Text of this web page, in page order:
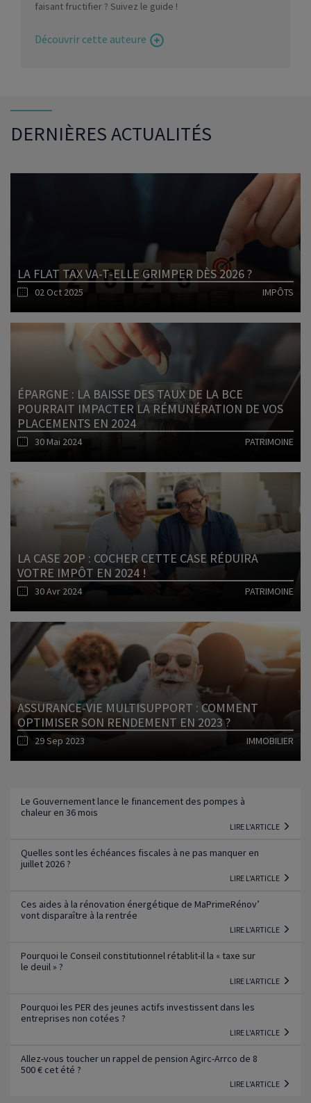
faisant fructifier ? Suivez le guide !
Découvrir cette auteure
DERNIÈRES ACTUALITÉS
LA FLAT TAX VA-T-ELLE GRIMPER DÈS 2026 ?
02 Oct 2025 IMPÔTS
ÉPARGNE : LA BAISSE DES TAUX DE LA BCE
POURRAIT IMPACTER LA RÉMUNÉRATION DE VOS
PLACEMENTS EN 2024
30 Mai 2024 PATRIMOINE
Lire l'article
LA CASE 2OP : COCHER CETTE CASE RÉDUIRA
VOTRE IMPÔT EN 2024 !
30 Avr 2024 PATRIMOINE
Lire l'article
ASSURANCE-VIE MULTISUPPORT : COMMENT
OPTIMISER SON RENDEMENT EN 2023 ?
29 Sep 2023 IMMOBILIER
Le Gouvernement lance le financement des pompes à
chaleur en 36 mois
LIRE L'ARTICLE
Quelles sont les échéances fiscales à ne pas manquer en
juillet 2026 ?
LIRE L'ARTICLE
Ces aides à la rénovation énergétique de MaPrimeRénov’
vont disparaître à la rentrée
LIRE L'ARTICLE
Pourquoi le Conseil constitutionnel rétablit-il la « taxe sur
le deuil » ?
LIRE L'ARTICLE
Pourquoi les PER des jeunes actifs investissent dans les
entreprises non cotées ?
LIRE L'ARTICLE
Allez-vous toucher un rappel de pension Agirc-Arrco de 8
500 € cet été ?
LIRE L'ARTICLE